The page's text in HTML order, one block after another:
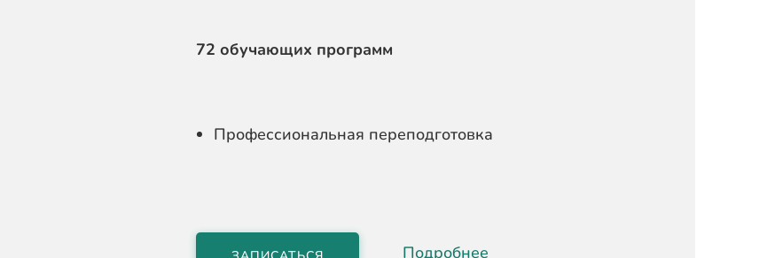
72 обучающих программ
Профессиональная переподготовка
Подробнее